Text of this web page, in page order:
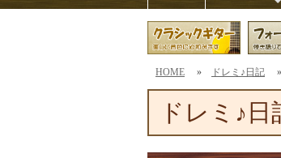
HOME » ドレミ♪日記
ドレミ♪日